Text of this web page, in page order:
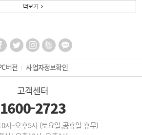
더보기
버전 사업자정보확인
고객센터
1600-2723
시~오후5시 (토요일,공휴일 휴무)